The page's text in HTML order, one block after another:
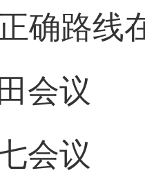
确路线
会议
会议